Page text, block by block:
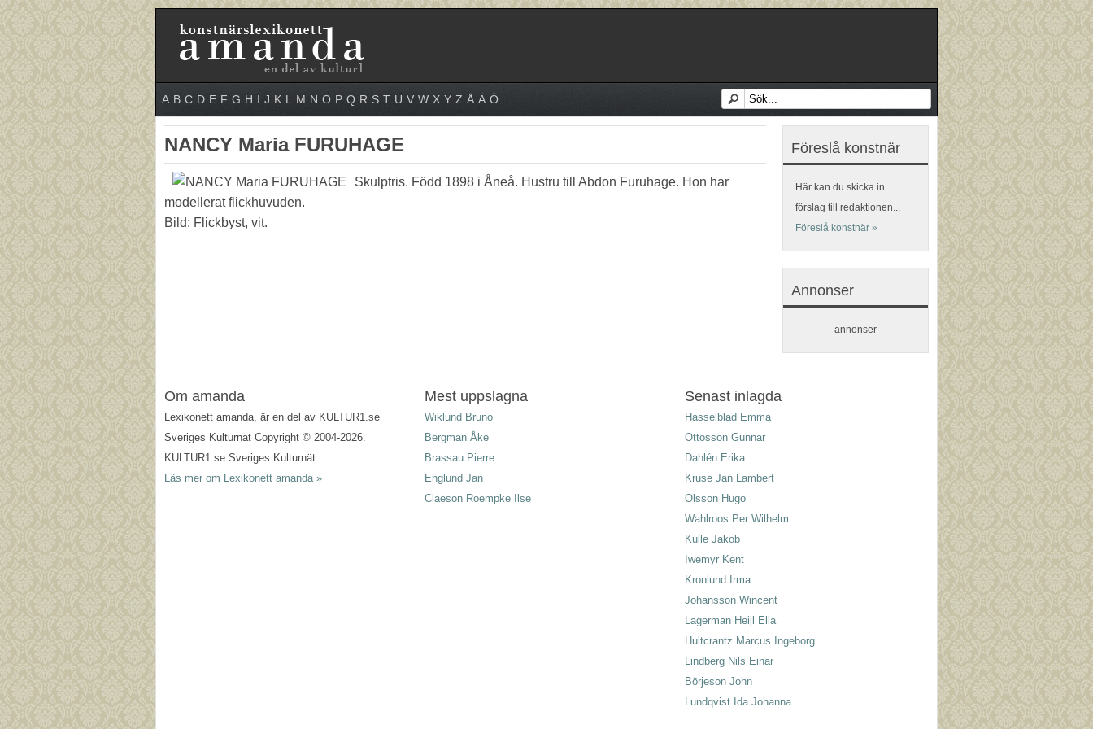
A B C D E F G H I J K L M N O P Q R S T U V W X Y Z Å Ä Ö
NANCY Maria FURUHAGE
Skulptris. Född 1898 i Åneå. Hustru till Abdon Furuhage. Hon har
modellerat flickhuvuden.
Bild: Flickbyst, vit.
Föreslå konstnär
Här kan du skicka in
förslag till redaktionen...
Föreslå konstnär »
Annonser
annonser
Om amanda
Lexikonett amanda, är en del av KULTUR1.se
Sveriges Kulturnät Copyright © 2004-2026.
KULTUR1.se Sveriges Kulturnät.
Läs mer om Lexikonett amanda »
Mest uppslagna
Wiklund Bruno
Bergman Åke
Brassau Pierre
Englund Jan
Claeson Roempke Ilse
Senast inlagda
Hasselblad Emma
Ottosson Gunnar
Dahlén Erika
Kruse Jan Lambert
Olsson Hugo
Wahlroos Per Wilhelm
Kulle Jakob
Iwemyr Kent
Kronlund Irma
Johansson Wincent
Lagerman Heijl Ella
Hultcrantz Marcus Ingeborg
Lindberg Nils Einar
Börjeson John
Lundqvist Ida Johanna